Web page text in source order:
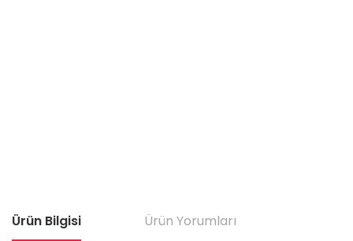
Ürün Bilgisi Ürün Yorumları